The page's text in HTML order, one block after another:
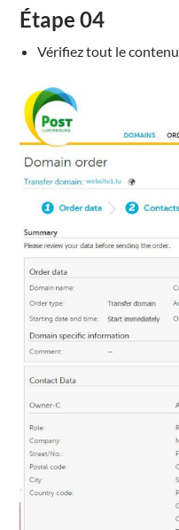
Étape 04
Vérifieztout le contenu